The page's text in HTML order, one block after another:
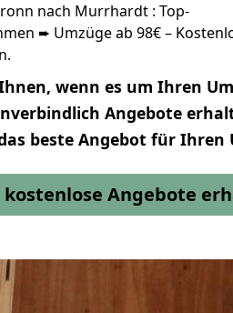
nach Murrhardt : Top-
➨ Umzüge ab 98€ –
wenn es um Ihren
Angebote
beste Angebot für Ihren
Angebote